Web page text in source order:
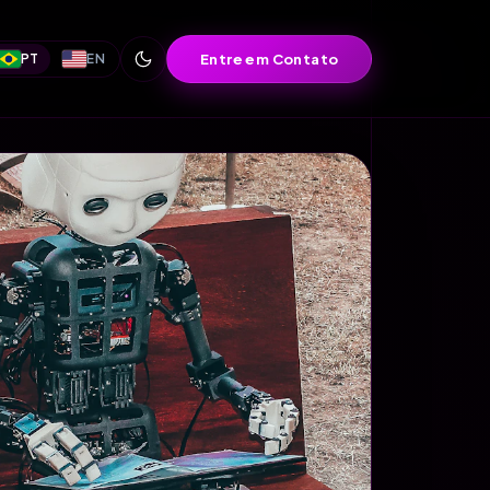
PT EN Entre em Contato